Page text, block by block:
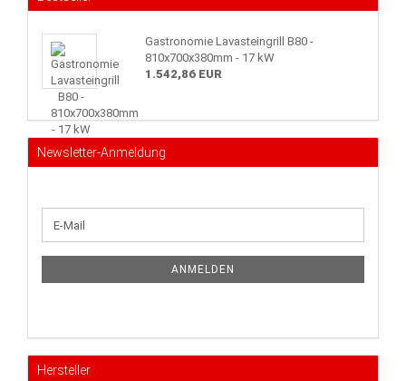
Gastronomie Lavasteingrill B80 -
810x700x380mm - 17 kW
1.542,86 EUR
Newsletter-Anmeldung
ZUR
E-
Mail
ANMELDEN
Hersteller